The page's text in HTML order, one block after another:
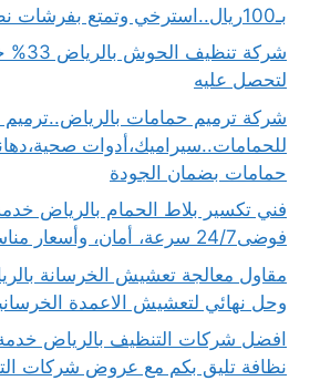
بـ100ريال..استرخي وتمتع بفرشات نظيفة
شركة
لتحصل عليه
شركة ترميم حمامات
للحمامات..سيراميك،أدوات
حمامات بضمان الجودة
فني تكسير بلاط الحمام بالرياض
فوضى24/7 سرعة، أمان، وأسعار مناسبة للجميع
وحل نهائي لتعشيش الاعمدة
نظافة تليق بكم مع عروض شركات